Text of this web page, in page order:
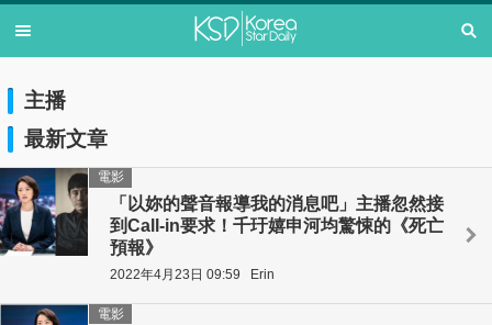
主播
最新文章
「以妳的聲音報導我的消息吧」主播忽然接
到Call-in要求！千玗嬉申河均驚悚的《死亡
預報》
電影
2022年4月23日 09:59 Erin
電影